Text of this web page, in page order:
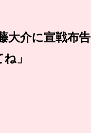
大介に宣戦布
」